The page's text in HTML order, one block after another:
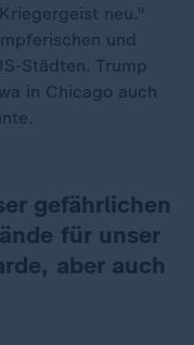
neu."
und
Städten. Trump
in Chicago auch
gefährlichen
für unser
aber auch